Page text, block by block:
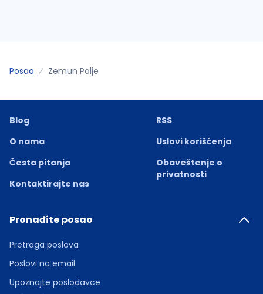
Posao Zemun Polje
Blog
O nama
Česta pitanja
Kontaktirajte nas
RSS
Uslovi korišćenja
Obaveštenje o
privatnosti
Pronađite posao
Pretraga poslova
Poslovi na email
Upoznajte poslodavce